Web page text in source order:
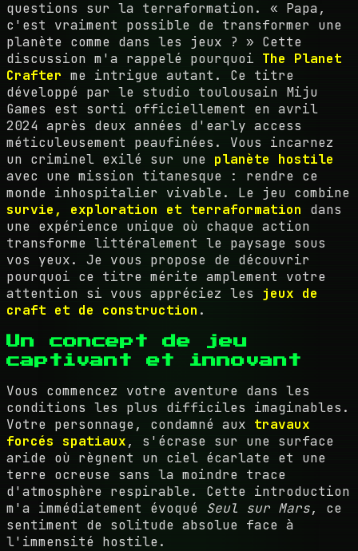
questions sur la terraformation. « Papa,
c'est vraiment possible de transformer une
planète comme dans les jeux ? » Cette
discussion m'a rappelé pourquoi The Planet
Crafter me intrigue autant. Ce titre
développé par le studio toulousain Miju
Games est sorti officiellement en avril
2024 après deux années d'early access
méticuleusement peaufinées. Vous incarnez
un criminel exilé sur une planète hostile
avec une mission titanesque : rendre ce
monde inhospitalier vivable. Le jeu combine
survie, exploration et terraformation dans
une expérience unique où chaque action
transforme littéralement le paysage sous
vos yeux. Je vous propose de découvrir
pourquoi ce titre mérite amplement votre
attention si vous appréciez les jeux de
craft et de construction .
Un concept de jeu
captivant et innovant
Vous commencez votre aventure dans les
conditions les plus difficiles imaginables.
Votre personnage, condamné aux travaux
forcés spatiaux, s'écrase sur une surface
aride où règnent un ciel écarlate et une
terre ocreuse sans la moindre trace
d'atmosphère respirable. Cette introduction
m'a immédiatement évoqué Seul sur Mars, ce
sentiment de solitude absolue face à
l'immensité hostile.